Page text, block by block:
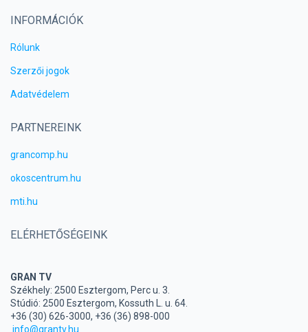
INFORMÁCIÓK
Rólunk
Szerzői jogok
Adatvédelem
PARTNEREINK
grancomp.hu
okoscentrum.hu
mti.hu
ELÉRHETŐSÉGEINK
GRAN TV
Székhely: 2500 Esztergom, Perc u. 3.
Stúdió: 2500 Esztergom, Kossuth L. u. 64.
+36 (30) 626-3000, +36 (36) 898-000
info@grantv.hu